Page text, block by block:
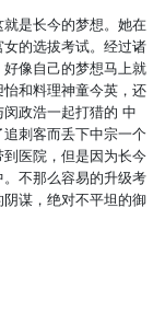
就是长今的梦想。她在
的选拔考试。经过诸
像自己的梦想马上就
和料理神童今英，还
政浩一起打猎的 中
刺客而丢下中宗一个
医院，但是因为长今
不那么容易的升级考
谋，绝对不平坦的御